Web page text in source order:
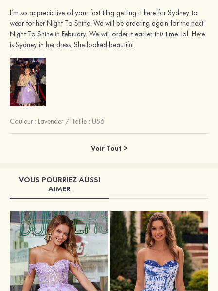
I’m so appreciative of your fast tiIng getting it here for Sydney to
wear for her Night To Shine. We will be ordering again for the next
Night To Shine in February. We will order it earlier this time. lol. Here
is Sydney in her dress. She looked beautiful.
Couleur : Lavender / Taille : US6
Voir Tout >
VOUS POURRIEZ AUSSI
AIMER